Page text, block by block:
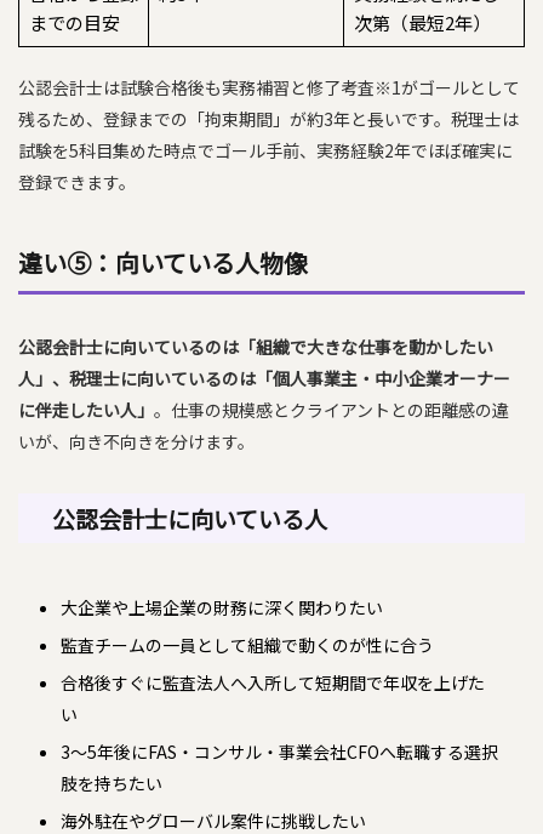
までの目安
次第（最短2年）
公認会計士は試験合格後も実務補習と修了考査※1がゴールとして
残るため、登録までの「拘束期間」が約3年と長いです。税理士は
試験を5科目集めた時点でゴール手前、実務経験2年でほぼ確実に
登録できます。
違い⑤：向いている人物像
公認会計士に向いているのは「組織で大きな仕事を動かしたい
人」、税理士に向いているのは「個人事業主・中小企業オーナー
に伴走したい人」 。仕事の規模感とクライアントとの距離感の違
いが、向き不向きを分けます。
公認会計士に向いている人
大企業や上場企業の財務に深く関わりたい
監査チームの一員として組織で動くのが性に合う
合格後すぐに監査法人へ入所して短期間で年収を上げた
い
3〜5年後にFAS・コンサル・事業会社CFOへ転職する選択
肢を持ちたい
海外駐在やグローバル案件に挑戦したい